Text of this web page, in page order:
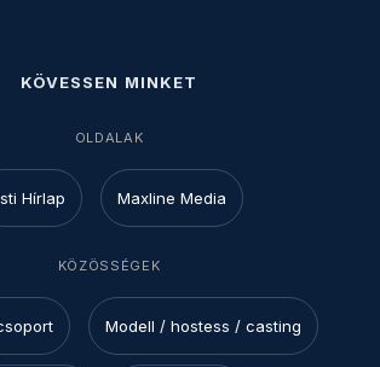
KÖVESSEN MINKET
OLDALAK
Hírlap Maxline Media
KÖZÖSSÉGEK
Modell / hostess / casting